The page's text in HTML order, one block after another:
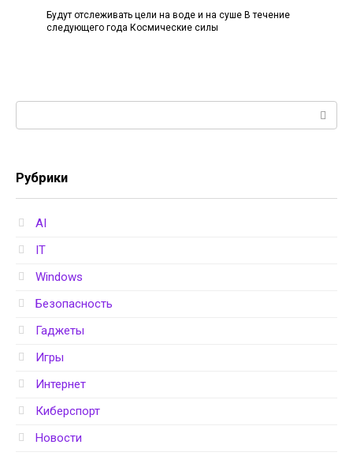
Будут отслеживать цели на воде и на суше В течение
следующего года Космические силы
Рубрики
AI
IT
Windows
Безопасность
Гаджеты
Игры
Интернет
Киберспорт
Новости